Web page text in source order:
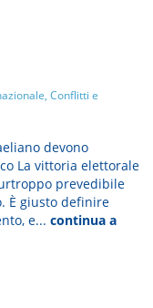
Conflitti e
devono
La vittoria elettorale
prevedibile
È giusto definire
e...continua a